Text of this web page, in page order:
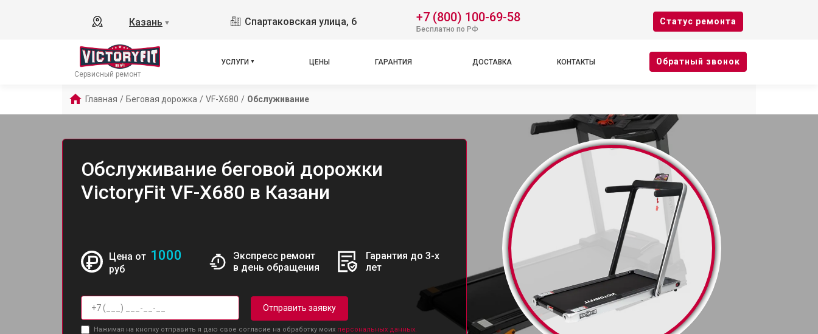
Казань ▼ Спартаковская улица, 6 +7 (800) 100-69-58
Бесплатно по РФ
Cтатус ремонта
Сервисный ремонт
УСЛУГИ ЦЕНЫ ГАРАНТИЯ ДОСТАВКА КОНТАКТЫ Oбратный звонок
Главная / Беговая дорожка / VF-X680 / Обслуживание
Обслуживание беговой дорожки
VictoryFit VF-X680 в Казани
Цена от 1000
руб
Экспресс ремонт
в день обращения
Гарантия до 3-х
лет
Отправить заявку
Нажимая на кнопку отправить я даю свое согласие на обработку моих персональных данных.